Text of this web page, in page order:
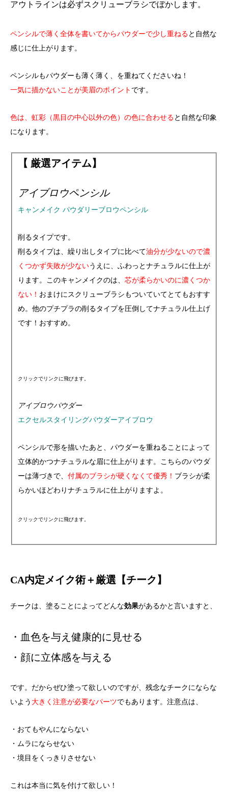
アウトラインは必ずスクリューブラシでぼかします。
ペンシルで薄く全体を書いてからパウダーで少し重ねる と自然な
感じに仕上がります。
ペンシルもパウダーも薄く薄く、を重ねてくださいね！
一気に描かないことが美眉のポイント です。
色は、虹彩（黒目の中心以外の色）の色に合わせる と自然な印象
になります。
【 厳選アイテム】
アイブロウペンシル
キャンメイク パウダリーブロウペンシル
削るタイプです。
削るタイプは、繰り出しタイプに比べて油分が少ないので濃
くつかず失敗が少ないうえに、ふわっとナチュラルに仕上が
ります。このキャンメイクのは、 芯が柔らかいのに濃くつか
ない！ おまけにスクリューブラシもついていてとてもおすす
め。他のプチプラの削るタイプを圧倒してナチュラル仕上げ
です！おすすめ。
クリックでリンクに飛びます。
アイブロウパウダー
エクセルスタイリングパウダーアイブロウ
ペンシルで形を描いたあと、パウダーを重ねることによって
立体的かつナチュラルな眉に仕上がります。こちらのパウダ
ーは薄づきで、 付属のブラシが硬くなくて優秀！ ブラシが柔
らかいほどわりナチュラルに仕上がりますよ。
クリックでリンクに飛びます。
CA内定メイク術＋厳選【チーク】
チークは、塗ることによってどんな効果があるかと言いますと、
・血色を与え健康的に見せる
・顔に立体感を与える
です。だからぜひ塗って欲しいのですが、残念なチークにならな
いよう 大きく注意が必要なパーツでもあります。注意点は、
・おてもやんにならない
・ムラにならせない
・境目をくっきりさせない
これは本当に気を付けて欲しい！